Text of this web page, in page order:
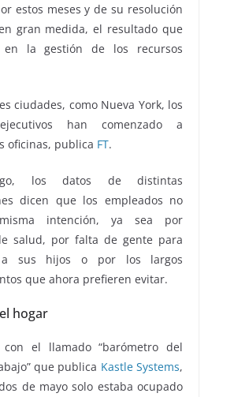
estos meses y de su resolución
gran medida, el resultado que
en la gestión de los recursos
ciudades, como Nueva York, los
han comenzado a
oficinas, publica FT.
los datos de distintas
dicen que los empleados no
intención, ya sea por
salud, por falta de gente para
sus hijos o por los largos
que ahora prefieren evitar.
hogar
con el llamado “barómetro del
que publica Kastle Systems,
de mayo solo estaba ocupado